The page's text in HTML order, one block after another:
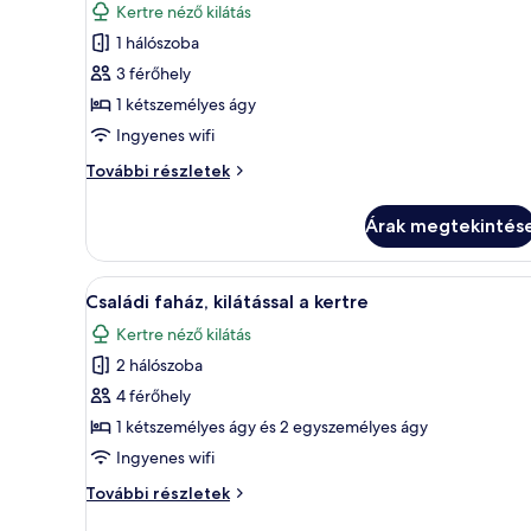
összes
képének
megtekintése:
Deluxe
szoba
kétszemélyes
ággyal,
a
kertre
Kertre néző kilátás
1 hálószoba
3 férőhely
1 kétszemélyes ágy
Ingyenes wifi
További részletek
Deluxe
kilátással
kertre
további
részletei
Árak
A
következő
szoba
összes
képének
megtekintése:
Családi
kilátással
Egy modern hálószoba,
7
Családi faház, kilátással a kertre
Kertre néző kilátás
2 hálószoba
4 férőhely
1 kétszemélyes ágy és 2 egyszemélyes ágy
Ingyenes wifi
További részletek
Családi